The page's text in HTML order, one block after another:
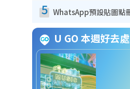
5
U GO 本週好去處